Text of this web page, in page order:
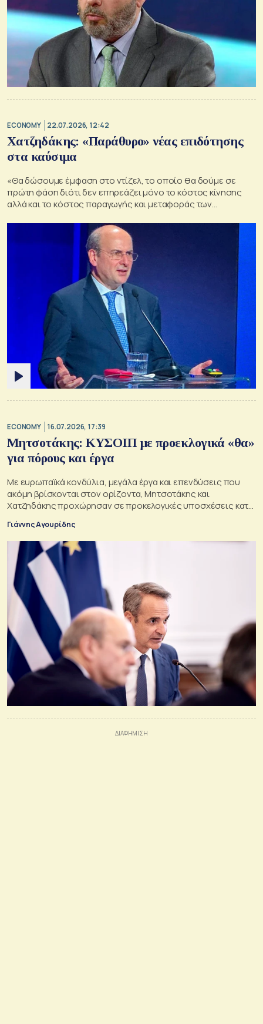
ECONOMY 22.07.2026, 12:42
Χατζηδάκης: «Παράθυρο» νέας επιδότησης
στα καύσιμα
«Θα δώσουμε έμφαση στο ντίζελ, το οποίο θα δούμε σε
πρώτη φάση διότι δεν επηρεάζει μόνο το κόστος κίνησης
αλλά και το κόστος παραγωγής και μεταφοράς των
Χατζηδάκης
ECONOMY 16.07.2026, 17:39
Μητσοτάκης: ΚΥΣΟΙΠ με προεκλογικά «θα»
για πόρους και έργα
Με ευρωπαϊκά κονδύλια, μεγάλα έργα και επενδύσεις που
ακόμη βρίσκονται στον ορίζοντα, Μητσοτάκης και
Χατζηδάκης προχώρησαν σε προκελογικές υποσχέσεις κατά
Πολιτικής
Γιάννης Αγουρίδης